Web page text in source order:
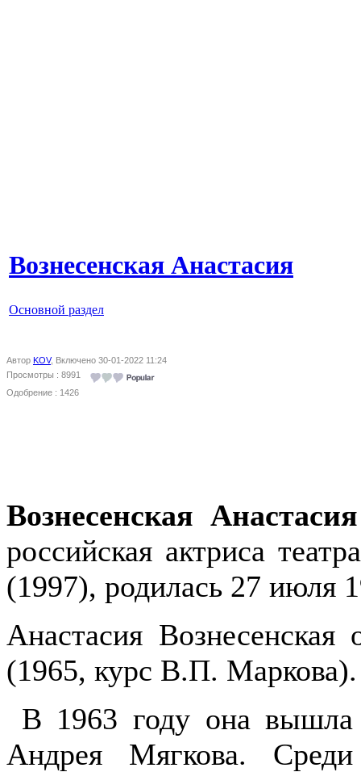
Вознесенская Анастасия
Основной раздел
Автор KOV, Включено 30-01-2022 11:24
Просмотры : 8991
Одобрение : 1426
Вознесенская
российская актриса
(1997), родилась 27 июля
Анастасия
(1965, курс В.П. Маркова).
В 1963 году она вышла
Андрея Мягкова.